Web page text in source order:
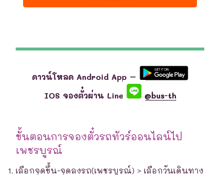
ดาวน์โหลด Android App –
IOS จองตั๋วผ่าน Line
@bus-th
ขั้นตอนการจองตั๋วรถทัวร์ออนไลน์ไป
เพชรบูรณ์
เลือกจุดขึ้น-จุดลงรถ(เพชรบูรณ์) > เลือกวันเดินทาง